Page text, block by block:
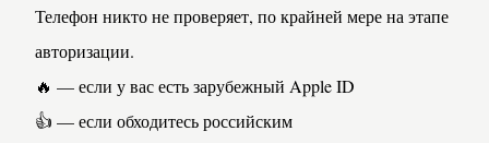
Телефон никто не проверяет, по крайней мере на этапе
авторизации.
🔥 — если у вас есть зарубежный Apple ID
👍 — если обходитесь российским